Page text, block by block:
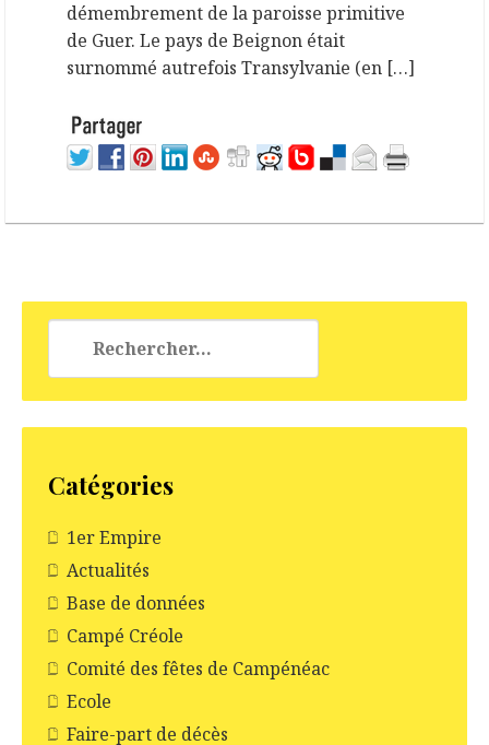
démembrement de la paroisse primitive
de Guer. Le pays de Beignon était
surnommé autrefois Transylvanie (en […]
Catégories
1er Empire
Actualités
Base de données
Campé Créole
Comité des fêtes de Campénéac
Ecole
Faire-part de décès